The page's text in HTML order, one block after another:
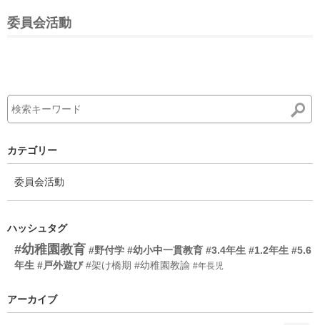
委員会活動
カテゴリー
委員会活動
ハッシュタグ
#幼稚園教育 #野付学 #幼小中一貫教育 #3.4年生 #1.2年生 #5.6
年生 #戸外遊び #架け橋期 #幼稚園教諭 #年長児
アーカイブ